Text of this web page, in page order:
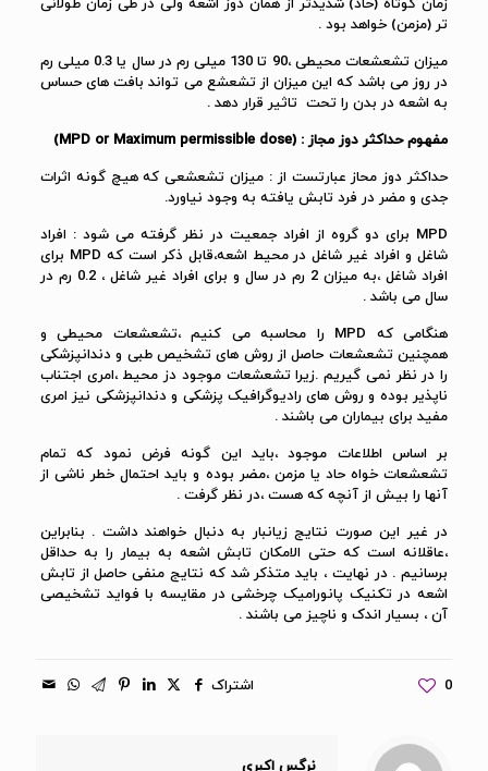
زمان کوتاه (حاد) شدیدتر از همان دوز اشعه ولی در طی زمان طولانی
تر (مزمن) خواهد بود .
میزان تشعشعات محیطی ،90 تا 130 میلی رم در سال یا 0.3 میلی رم
در روز می باشد که این میزان از تشعشع می تواند بافت های حساس
به اشعه در بدن را تحت تاثیر قرار دهد .
مفهوم حداکثر دوز مجاز : (MPD or Maximum permissible dose)
حداکثر دوز محاز عبارتست از : میزان تشعشعی که هیچ گونه اثرات
جدی و مضر در فرد تابش یافته به وجود نیاورد.
MPD برای دو گروه از افراد جمعیت در نظر گرفته می شود : افراد
شاغل و افراد غیر شاغل در محیط اشعه،قابل ذکر است که MPD برای
افراد شاغل ،به میزان 2 رم در سال و برای افراد غیر شاغل ، 0.2 رم در
سال می باشد .
هنگامی که MPD را محاسبه می کنیم ،تشعشعات محیطی و
همچنین تشعشعات حاصل از روش های تشخیص طبی و دندانپزشکی
را در نظر نمی گیریم .زیرا تشعشعات موجود دز محیط ،امری اجتناب
ناپذیر بوده و روش های رادیوگرافیک پزشکی و دندانپزشکی نیز امری
مفید برای بیماران می باشند .
بر اساس اطلاعات موجود ،باید این گونه فرض نمود که تمام
تشعشعات خواه حاد یا مزمن ،مضر بوده و باید احتمال خطر ناشی از
آنها را بیش از آنچه که هست ،در نظر گرفت .
در غیر این صورت نتایج زیانبار به دنبال خواهند داشت . بنابراین
،عاقلانه است که حتی الامکان تابش اشعه به بیمار را به حداقل
برسانیم . در نهایت ، باید متذکر شد که نتایج منفی حاصل از تابش
اشعه در تکنیک پانورامیک چرخشی در مقایسه با فواید تشخیصی
آن ، بسیار اندک و ناچیز می باشند .
اشتراک 0
نرگس اکبری